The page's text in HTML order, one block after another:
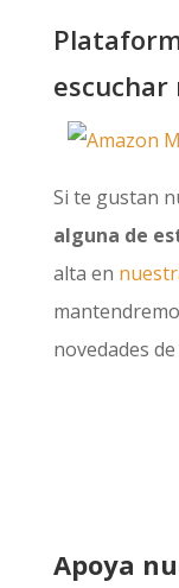
escuchar
Si te gustan
alguna de
alta en
novedades
Apoya